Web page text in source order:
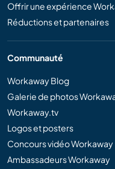
Offrir une expérience
Réductions et partenaires
Communauté
Workaway Blog
Galerie de photos
Workaway.tv
Logos et posters
Concours vidéo Workaway
Ambassadeurs Workaway